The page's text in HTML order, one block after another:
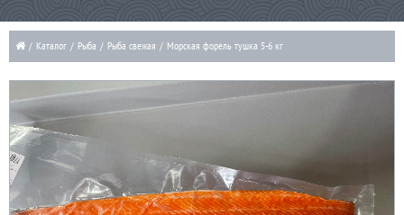
/ Каталог / Рыба / Рыба свежая / Морская форель тушка 5-6 кг